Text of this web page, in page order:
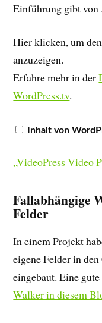
Einführung gibt von
Hier klicken, um
anzuzeigen.
Erfahre mehr in der
WordPress.tv.
Inhalt von
„VideoPress Video
Fallabhängige
Felder
In einem Projekt
eigene Felder in
eingebaut. Eine
Walker in diesem